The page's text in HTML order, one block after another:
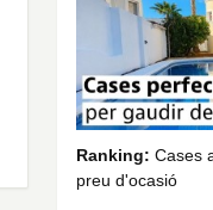
Ranking: Cases
preu d'ocasió